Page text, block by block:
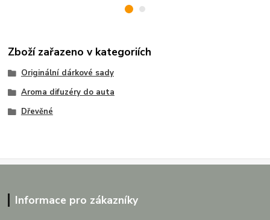
Zboží zařazeno v kategoriích
Originální dárkové sady
Aroma difuzéry do auta
Dřevěné
Informace pro zákazníky